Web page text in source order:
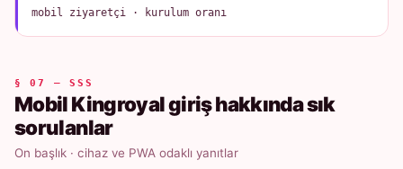
mobil ziyaretçi · kurulum oranı
§ 07 — SSS
Mobil Kingroyal giriş hakkında sık
sorulanlar
On başlık · cihaz ve PWA odaklı yanıtlar